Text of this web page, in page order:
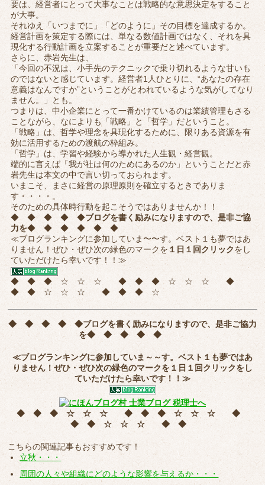
要は、経営者にとって大事なことは戦略的な意思決定をすること
が大事。
それゆえ「いつまでに」「どのように」その目標を達成するか。
経営計画を策定する際には、単なる数値計画ではなく、それを具
現化する行動計画を立案することが重要だと述べています。
さらに、赤岩先生は、
「今回の不況は、小手先のテクニックで乗り切れるような甘いも
のではないと感じています。経営者1人ひとりに、“あなたの存在
意義はなんですか”ということがとわれているような気がしてなり
ません。」とも。
つまりは、中小企業にとって一番かけているのは業績管理もさる
ことながら、なによりも「戦略」と「哲学」だということ。
「戦略」は、哲学や理念を具現化するために、限りある資源を有
効に活用するための渡航の枠組み。
「哲学」は、学習や経験から導かれた人生観・経営観。
端的に言えば「我が社は何のためにあるのか」ということだと赤
岩先生は本文の中で言い切っておられます。
いまこそ、まさに経営の原理原則を確立するときでありま
す・・・・。
そのための具体時行動を起こそうではありませんか！！
◆ ◆ ◆ ◆ ◆ブログを書く励みになりますので、是非ご協
力を◆ ◆ ◆ ◆ ◆ ◆
≪ブログランキングに参加していま〜〜す。ベスト１も夢ではあ
りません！ぜひ・ぜひ次の緑色のマークを１日１回クリックをし
ていただけたら幸いです！！≫
◆ ◆ ◆ ☆ ☆ ☆ ◆ ◆ ◆ ☆ ☆ ☆ ◆
◆ ◆ ☆ ☆ ☆ ◆ ◆ ◆ ☆
◆ ◆ ◆ ◆ ◆ブログを書く励みになりますので、是非ご協力
を◆ ◆ ◆ ◆ ◆
≪ブログランキングに参加していま～～す。ベスト１も夢ではあ
りません！ぜひ・ぜひ次の緑色のマークを１日１回クリックをし
ていただけたら幸いです！！≫
◆ ◆ ◆ ☆ ☆ ☆ ◆ ◆ ◆ ☆ ☆ ☆ ◆
◆ ◆ ☆ ☆ ☆ ◆ ◆
こちらの関連記事もおすすめです！
立秋・・・
周囲の人々や組織にどのような影響を与えるか・・・